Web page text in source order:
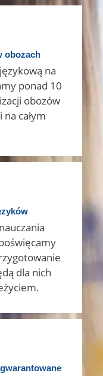
obozach
na
ponad 10
obozów
całym
dla nich